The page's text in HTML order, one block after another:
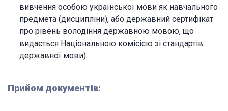
вивчення особою української мови як навчального
предмета (дисципліни), або державний сертифікат
про рівень володіння державною мовою, що
видається Національною комісією зі стандартів
державної мови).
Прийом документів: